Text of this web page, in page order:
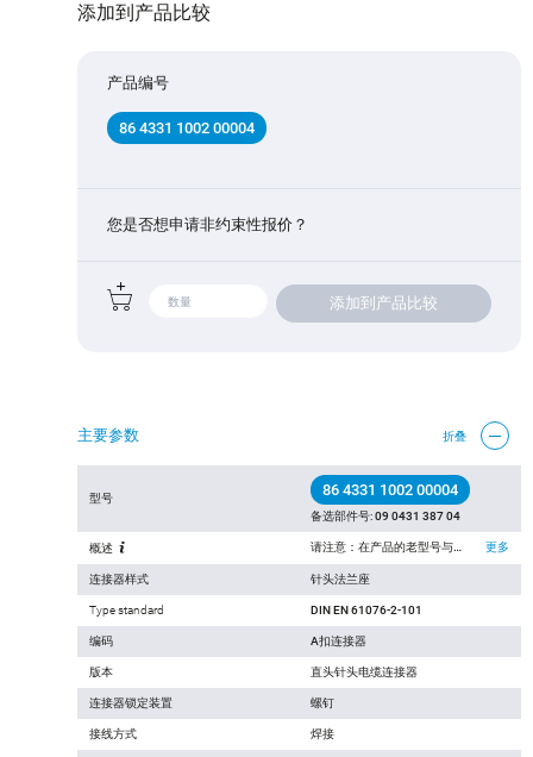
添加到产品比较
产品编号
86 4331 1002 00004
您是否想申请非约束性报价？
添加到产品比较
主要参数 折叠
型号 86 4331 1002 00004
备选部件号:09 0431 387 04
概述 请注意：在产品的老型号与新型号转换过程中， 技术规格上可能有微小的变化，详细情况请联系我们的客户，联系方式见网站右上方“联系我们”. 更多
连接器样式 针头法兰座
Type standard DIN EN 61076-2-101
编码 A扣连接器
版本 直头针头电缆连接器
连接器锁定装置 螺钉
接线方式 焊接